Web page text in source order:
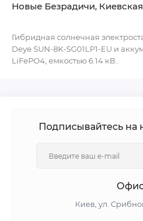
Новые Безрадичи,
Гибридная солнечная
Deye SUN-8K-SG01LP1-EU и
LiFePO4, емкостью 6.14 кВ..
Подписывайтесь на
Киев, ул.